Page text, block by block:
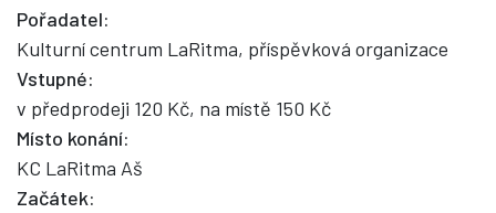
Pořadatel:
Kulturní centrum LaRitma, příspěvková organizace
Vstupné:
v předprodeji 120 Kč, na místě 150 Kč
Místo konání:
KC LaRitma Aš
Začátek: